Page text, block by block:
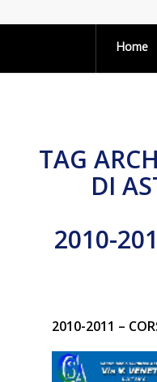
Home
TAG
DI
2010-
2010-2011 –